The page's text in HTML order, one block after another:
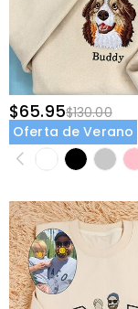
$65.95$130.00
Oferta de Verano